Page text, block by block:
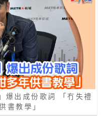
爆出成份歌詞 「冇失禮
書教學」